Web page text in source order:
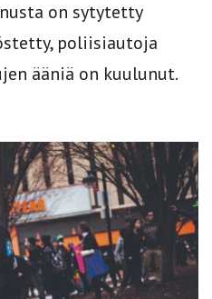
on sytytetty
poliisiautoja
ääniä on kuulunut.